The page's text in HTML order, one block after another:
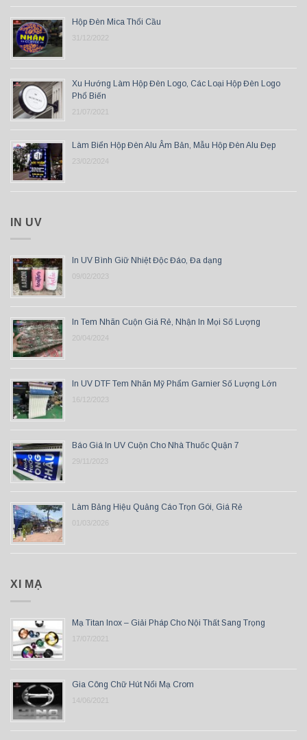
Hộp Đèn Mica Thổi Cầu
31/12/2022
Xu Hướng Làm Hộp Đèn Logo, Các Loại Hộp Đèn Logo
Phổ Biến
21/07/2021
Làm Biển Hộp Đèn Alu Âm Bản, Mẫu Hộp Đèn Alu Đẹp
23/02/2024
IN UV
In UV Bình Giữ Nhiệt Độc Đáo, Đa dạng
09/02/2023
In Tem Nhãn Cuộn Giá Rẻ, Nhận In Mọi Số Lượng
20/04/2024
In UV DTF Tem Nhãn Mỹ Phẩm Garnier Số Lượng Lớn
16/12/2023
Báo Giá In UV Cuộn Cho Nhà Thuốc Quận 7
29/11/2023
Làm Bảng Hiệu Quảng Cáo Trọn Gói, Giá Rẻ
01/03/2026
XI MẠ
Mạ Titan Inox – Giải Pháp Cho Nội Thất Sang Trọng
17/07/2021
Gia Công Chữ Hút Nổi Mạ Crom
14/06/2021